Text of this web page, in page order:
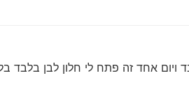
ויום אחד זה פתח לי חלון לבן בלבד